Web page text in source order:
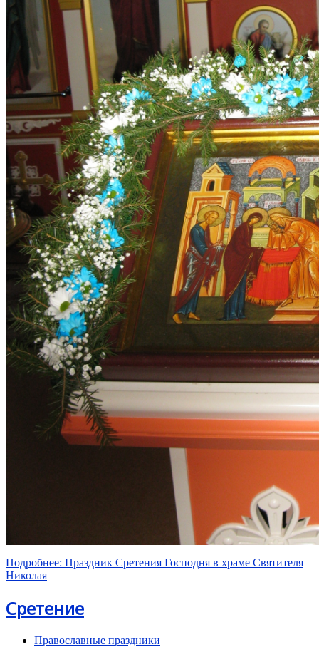
Подробнее: Праздник Сретения Господня в храме Святителя
Николая
Сретение
Православные праздники